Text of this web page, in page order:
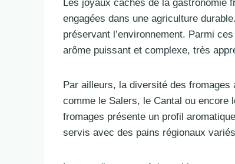
Les joyaux cachés de la gastronomie
engagées dans une agriculture
préservant l’environnement. Parmi
arôme puissant et complexe, très
Par ailleurs, la diversité des
comme le Salers, le Cantal ou encore
fromages présente un profil
servis avec des pains régionaux